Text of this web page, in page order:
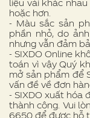
liệu vải khác
hoặc hơn.
- Màu sắc sản
phần nhỏ, do
nhưng vẫn đảm
- SIXDO Online
toán vì vậy Quý
mở sản phẩm để
vấn đề về đơn
- SIXDO xuất hóa
thành công. Vui
6650 để được hỗ